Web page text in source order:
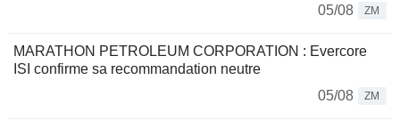
05/08
ZM
MARATHON PETROLEUM CORPORATION : Evercore
ISI confirme sa recommandation neutre
05/08
ZM